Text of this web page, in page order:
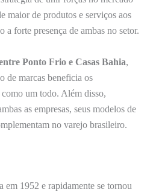
maior de produtos e serviços aos
a forte presença de ambas no setor.
Ponto Frio e Casas Bahia,
de marcas beneficia os
um todo. Além disso,
as empresas, seus modelos de
no varejo brasileiro.
em 1952 e rapidamente se tornou